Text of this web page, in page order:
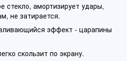
стекло, амортизирует удары,
не затирается.
эффект - царапины
скользит по экрану.